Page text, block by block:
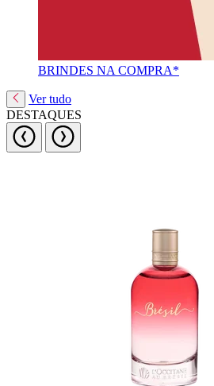
BRINDES NA COMPRA*
Ver tudo
DESTAQUES